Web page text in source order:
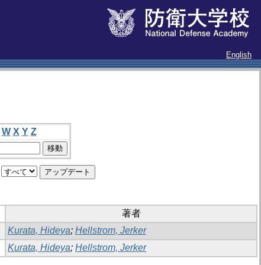
English
W X Y Z
著者
Kurata, Hideya; Hellstrom, Jerker
Kurata, Hideya; Hellstrom, Jerker